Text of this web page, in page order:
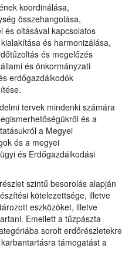
koordinálása,
összehangolása,
oltásával kapcsolatos
és harmonizálása,
és megelőzés
és önkormányzati
erdőgazdálkodók
tervek mindenki számára
és a
a Megyei
és a megyei
és Erdőgazdálkodási
szintű besorolás alapján
kötelezettsége, illetve
eszközöket, illetve
Emellett a tűzpászta
sorolt erdőrészletekre
támogatást a